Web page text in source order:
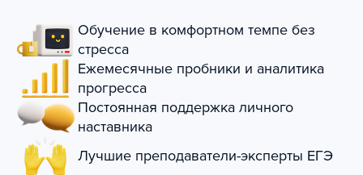
Обучение в комфортном темпе без
стресса
Ежемесячные пробники и аналитика
прогресса
Постоянная поддержка личного
наставника
Лучшие преподаватели-эксперты ЕГЭ